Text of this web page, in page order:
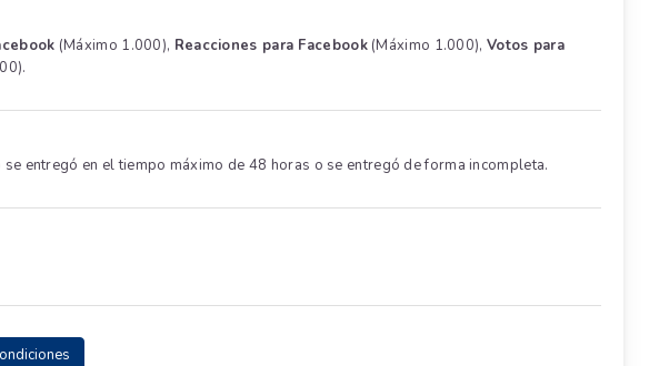
(Máximo 1.000), Reacciones para Facebook(Máximo 1.000), Votos para
entregó en el tiempo máximo de 48 horas o se entregó de forma incompleta.